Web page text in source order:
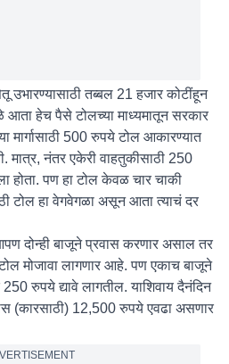
उभारण्यासाठी तब्बल 21 हजार कोटींहून
हेच पैसे टोलच्या माध्यमातून सरकार
500 रुपये टोल आकारण्यात
मात्र, नंतर एकेरी वाहतुकीसाठी 250
होता. पण हा टोल केवळ चार चाकी
टोल हा वेगवेगळा असून आता त्याचं दर
दोन्ही बाजूने प्रवास करणार असाल तर
मोजावा लागणार आहे. पण एकाच बाजूने
रुपये द्यावे लागतील. याशिवाय दैनंदिन
(कारसाठी) 12,500 रुपये एवढा असणार